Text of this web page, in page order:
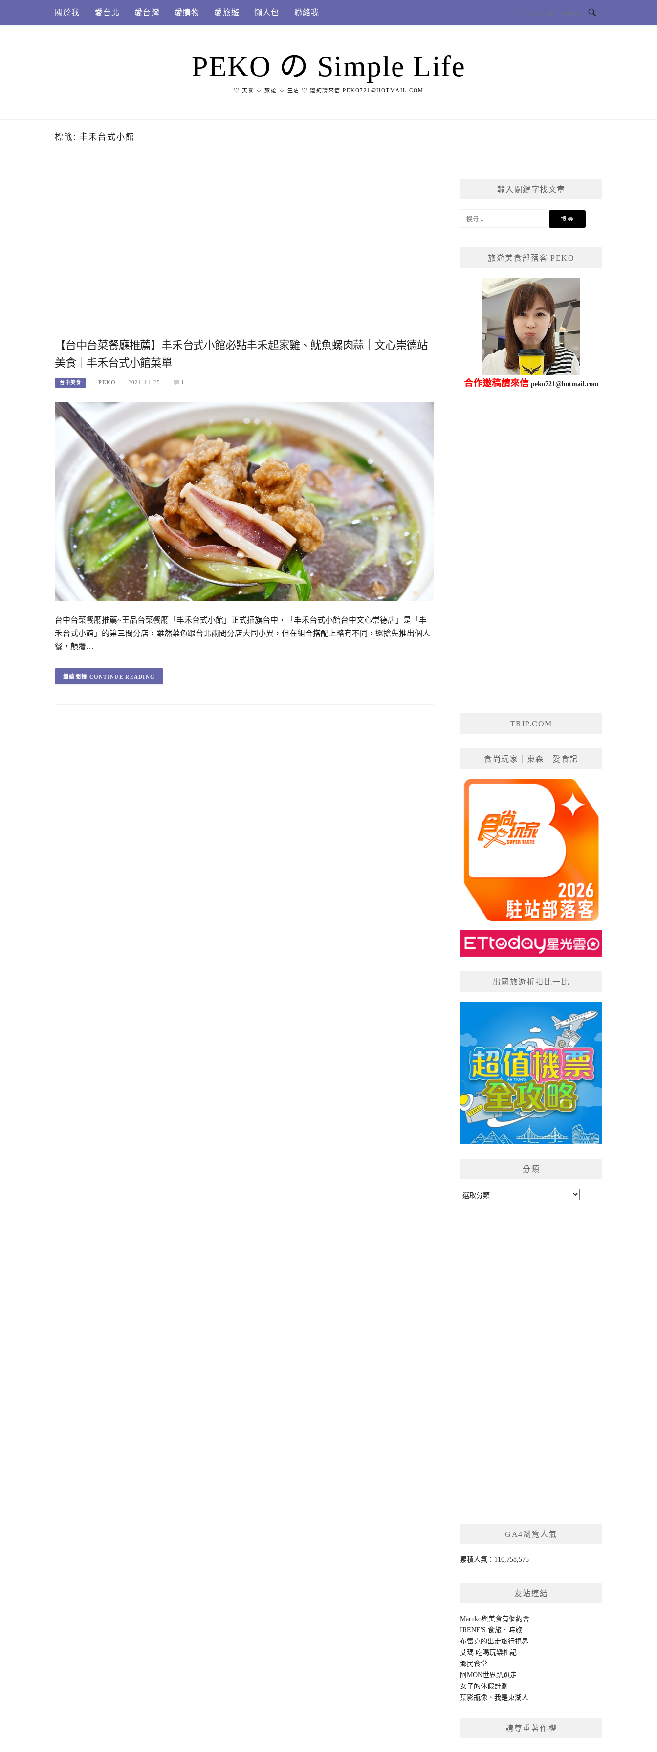
content
關於我 愛台北 愛台灣 愛購物 愛旅遊 懶人包 聯絡我
PEKO の Simple Life
♡ 美食 ♡ 旅遊 ♡ 生活 ♡ 邀約請來信 PEKO721@HOTMAIL.COM
標籤: 丰禾台式小館
【台中台菜餐廳推薦】丰禾台式小館必點丰禾起家雞、魷魚螺肉蒜｜文心崇德站
美食｜丰禾台式小館菜單
台中美食 PEKO 2021-11-25 1
台中台菜餐廳推薦~王品台菜餐廳「丰禾台式小館」正式插旗台中，「丰禾台式小館台中文心崇德店」是「丰
禾台式小館」的第三間分店，雖然菜色跟台北兩間分店大同小異，但在組合搭配上略有不同，還搶先推出個人
餐，顛覆…
CONTINUE READING
輸入關鍵字找文章
旅遊美食部落客 PEKO
合作邀稿請來信 peko721@hotmail.com
TRIP.COM
食尚玩家｜東森｜愛食記
出國旅遊折扣比一比
分類
分
GA4瀏覽人氣
累積人氣：110,758,575
友站連結
Maruko與美食有個約會
IRENE'S 食旅．時旅
布雷克的出走旅行視界
艾瑪 吃喝玩樂札記
鄉民食堂
阿MON世界趴趴走
女子的休假計劃
葉影瓶像 、我是東湖人
請尊重著作權